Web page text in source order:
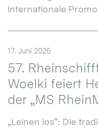
internationale
57.
Woelki feiert
der „MS
17. Juni 2026
„Leinen los“: Die